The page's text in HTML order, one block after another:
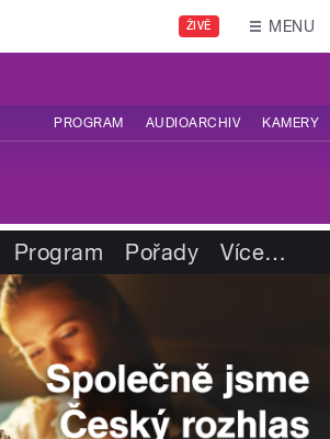
ŽIVĚ MENU
PROGRAM AUDIOARCHIV KAMERY
Program Pořady Více…